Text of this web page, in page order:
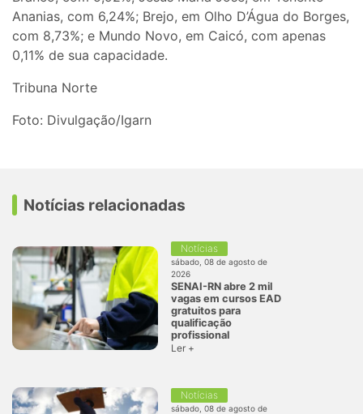
Ananias, com 6,24%; Brejo, em Olho D’Água do Borges,
com 8,73%; e Mundo Novo, em Caicó, com apenas
0,11% de sua capacidade.
Tribuna Norte
Foto: Divulgação/Igarn
Notícias relacionadas
Notícias
sábado, 08 de agosto de
2026
SENAI-RN abre 2 mil
vagas em cursos EAD
gratuitos para
qualificação
profissional
Ler +
Notícias
sábado, 08 de agosto de